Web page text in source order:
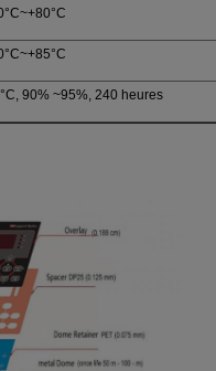
90% ~95%, 240 heures